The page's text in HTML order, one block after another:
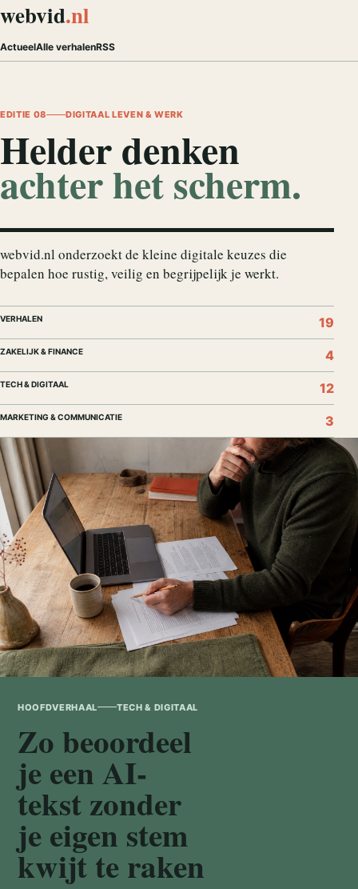
webvid.nl
ActueelAlle verhalenRSS
EDITIE 08 DIGITAAL LEVEN & WERK
Helder denken
achter het scherm.
webvid.nl onderzoekt de kleine digitale keuzes die
bepalen hoe rustig, veilig en begrijpelijk je werkt.
VERHALEN 19
ZAKELIJK & FINANCE 4
TECH & DIGITAAL 12
MARKETING & COMMUNICATIE 3
HOOFDVERHAAL TECH & DIGITAAL
Zo beoordeel
je een AI-
tekst zonder
je eigen stem
kwijt te raken